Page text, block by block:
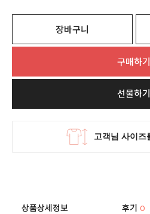
장바구니
구매하기
선물하기
상품상세정보 후기0